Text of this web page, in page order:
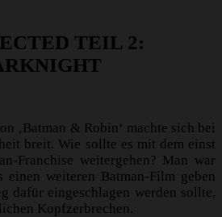
TEIL 2:
‚Batman & Robin‘ machte sich bei
breit. Wie sollte es mit dem einst
Franchise weitergehen? Man war
einen weiteren Batman-Film geben
dafür eingeschlagen werden sollte,
Kopfzerbrechen.